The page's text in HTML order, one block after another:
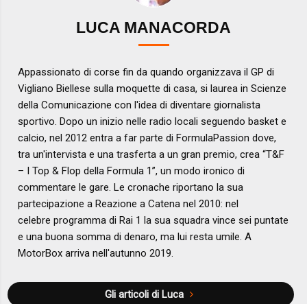
LUCA MANACORDA
Appassionato di corse fin da quando organizzava il GP di
Vigliano Biellese sulla moquette di casa, si laurea in Scienze
della Comunicazione con l'idea di diventare giornalista
sportivo. Dopo un inizio nelle radio locali seguendo basket e
calcio, nel 2012 entra a far parte di FormulaPassion dove,
tra un'intervista e una trasferta a un gran premio, crea “T&F
– I Top & Flop della Formula 1”, un modo ironico di
commentare le gare. Le cronache riportano la sua
partecipazione a Reazione a Catena nel 2010: nel
celebre programma di Rai 1 la sua squadra vince sei puntate
e una buona somma di denaro, ma lui resta umile. A
MotorBox arriva nell'autunno 2019.
Gli articoli di Luca